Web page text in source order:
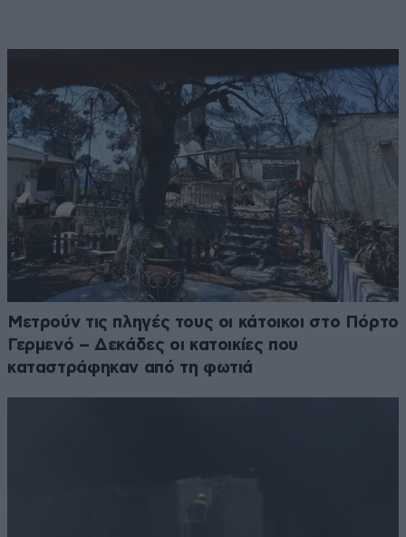
Μετρούν τις πληγές τους οι κάτοικοι στο Πόρτο
Γερμενό – Δεκάδες οι κατοικίες που
καταστράφηκαν από τη φωτιά